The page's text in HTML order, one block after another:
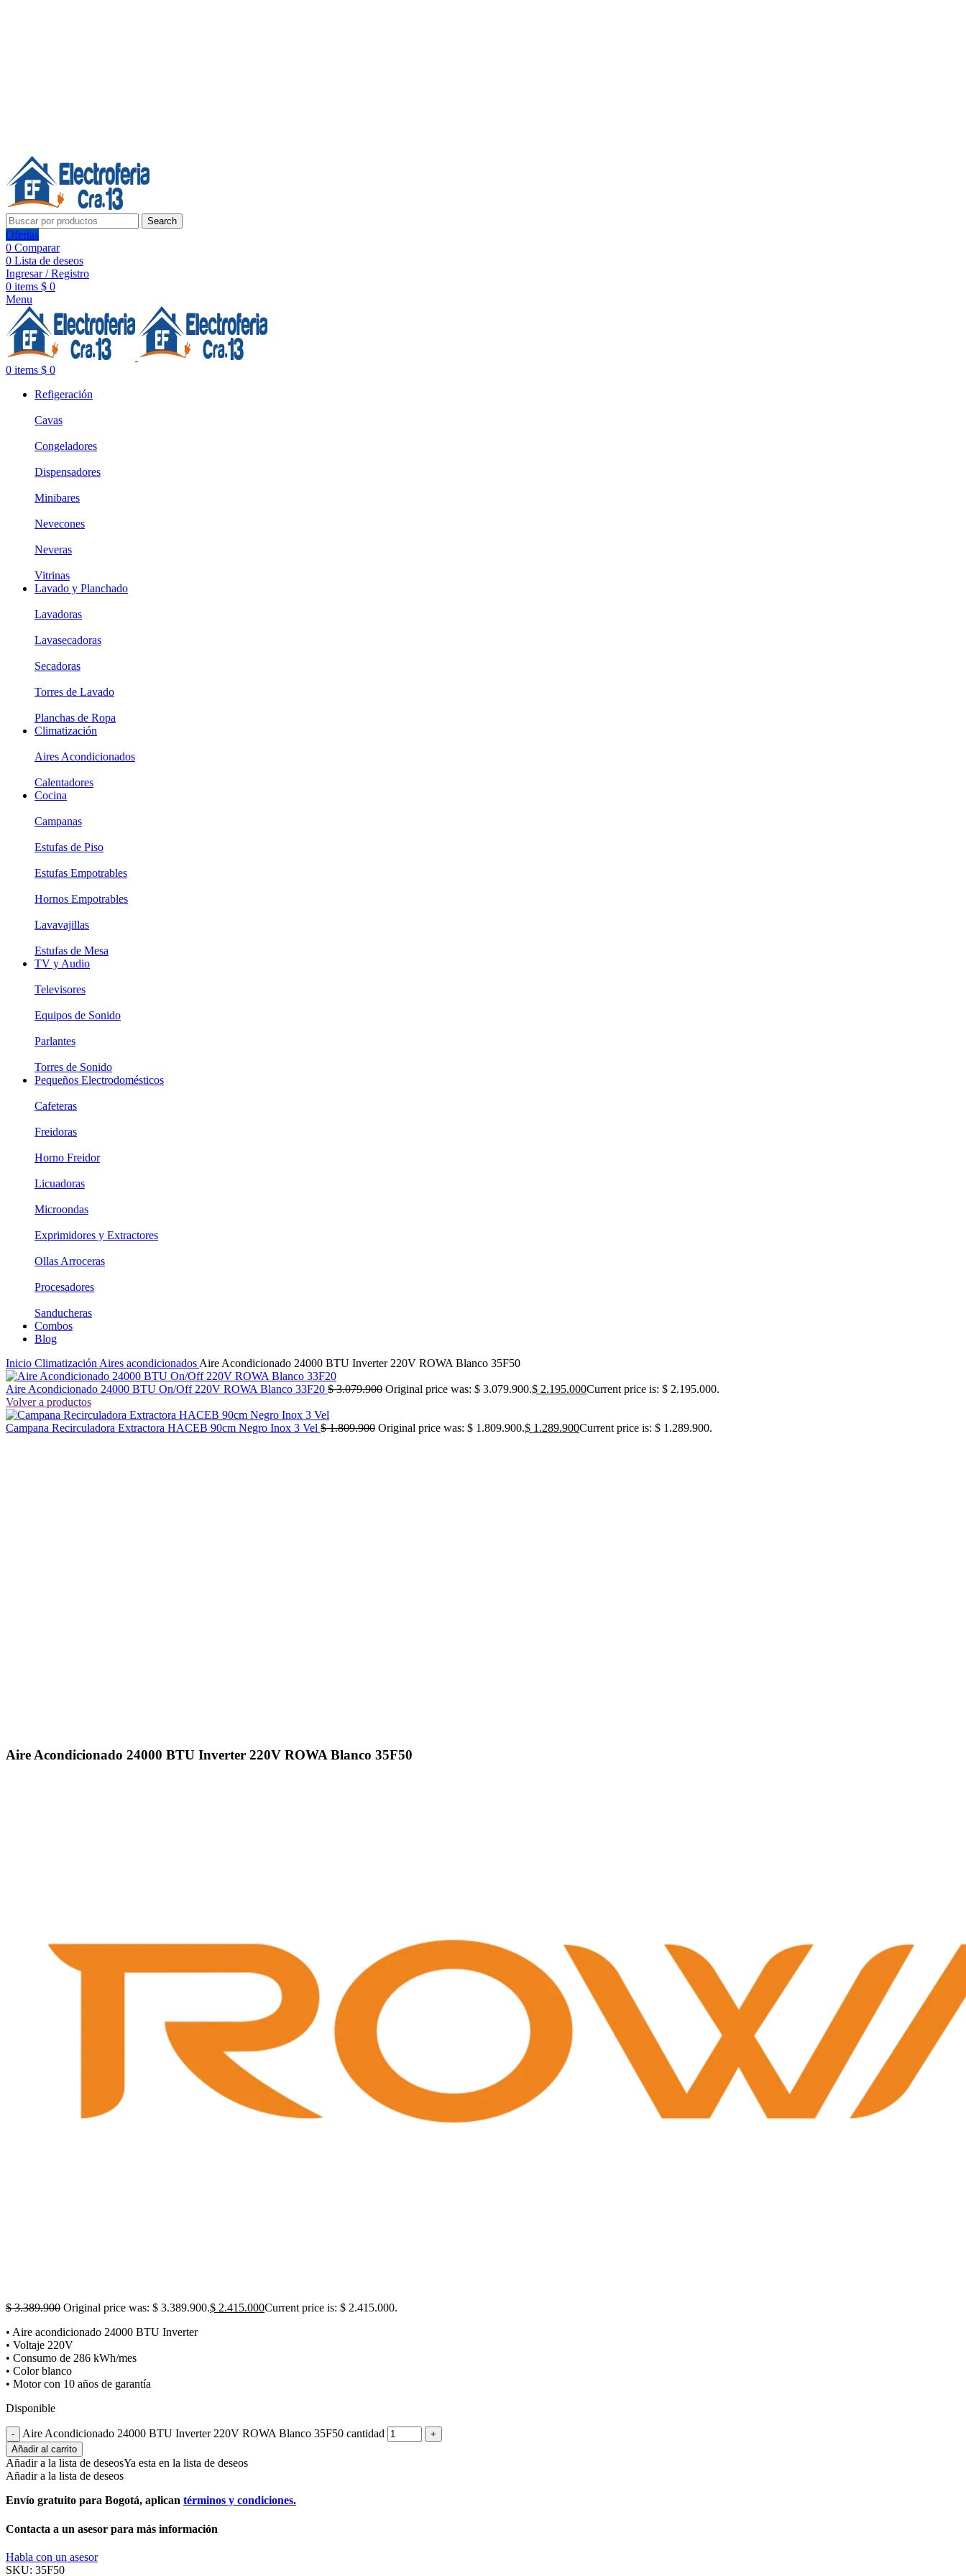
Search
Ofertas
0 Comparar
0 Lista de deseos
Ingresar / Registro
0 items $ 0
Menu
0 items $ 0
Refigeración
Cavas
Congeladores
Dispensadores
Minibares
Nevecones
Neveras
Vitrinas
Lavado y Planchado
Lavadoras
Lavasecadoras
Secadoras
Torres de Lavado
Planchas de Ropa
Climatización
Aires Acondicionados
Calentadores
Cocina
Campanas
Estufas de Piso
Estufas Empotrables
Hornos Empotrables
Lavavajillas
Estufas de Mesa
TV y Audio
Televisores
Equipos de Sonido
Parlantes
Torres de Sonido
Pequeños Electrodomésticos
Cafeteras
Freidoras
Horno Freidor
Licuadoras
Microondas
Exprimidores y Extractores
Ollas Arroceras
Procesadores
Sanducheras
Combos
Blog
Inicio Climatización Aires acondicionados Aire Acondicionado 24000 BTU Inverter 220V ROWA Blanco 35F50
Aire Acondicionado 24000 BTU On/Off 220V ROWA Blanco 33F20 $3.079.900 Original price was: $ 3.079.900.$ 2.195.000Current price is: $ 2.195.000.
Volver a productos
Campana Recirculadora Extractora HACEB 90cm Negro Inox 3 Vel $1.809.900 Original price was: $ 1.809.900.$ 1.289.900Current price is: $ 1.289.900.
Aire Acondicionado 24000 BTU Inverter 220V ROWA Blanco 35F50
$3.389.900 Original price was: $ 3.389.900.$ 2.415.000Current price is: $ 2.415.000.
• Aire acondicionado 24000 BTU Inverter
• Voltaje 220V
• Consumo de 286 kWh/mes
• Color blanco
• Motor con 10 años de garantía
Disponible
Aire Acondicionado 24000 BTU Inverter 220V ROWA Blanco 35F50 cantidad
Añadir al carrito
Añadir a la lista de deseosYa esta en la lista de deseos
Añadir a la lista de deseos
Envío gratuito para Bogotá, aplican términos y condiciones.
Contacta a un asesor para más información
Habla con un asesor
SKU: 35F50